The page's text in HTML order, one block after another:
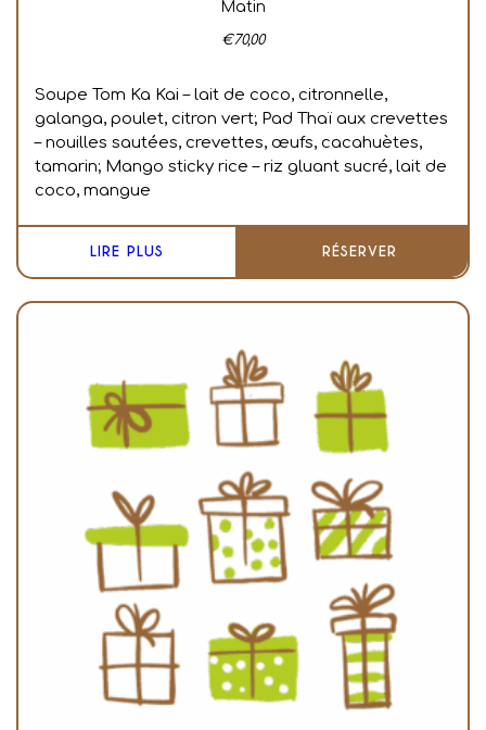
Matin
€70,00
Soupe Tom Ka Kai – lait de coco, citronnelle,
galanga, poulet, citron vert; Pad Thaï aux crevettes
– nouilles sautées, crevettes, œufs, cacahuètes,
tamarin; Mango sticky rice – riz gluant sucré, lait de
coco, mangue
LIRE PLUS RÉSERVER